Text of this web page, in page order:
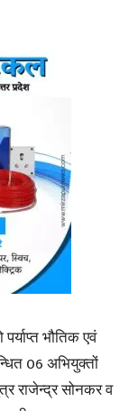
भौतिक एवं
06 अभियुक्तों
राजेन्द्र सोनकर व